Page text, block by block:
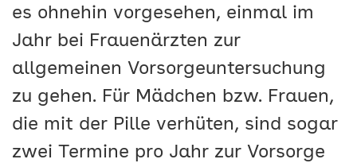
es ohnehin vorgesehen, einmal im
Jahr bei Frauenärzten zur
allgemeinen Vorsorgeuntersuchung
zu gehen. Für Mädchen bzw. Frauen,
die mit der Pille verhüten, sind sogar
zwei Termine pro Jahr zur Vorsorge